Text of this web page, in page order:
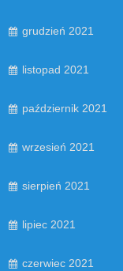
grudzień 2021
listopad 2021
październik 2021
wrzesień 2021
sierpień 2021
lipiec 2021
czerwiec 2021